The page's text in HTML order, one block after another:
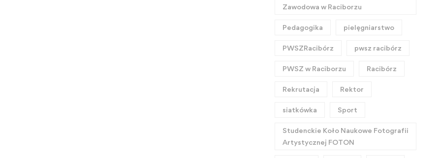
Zawodowa w Raciborzu
Pedagogika pielęgniarstwo
PWSZRacibórz pwsz racibórz
PWSZ w Raciborzu Racibórz
Rekrutacja Rektor
siatkówka Sport
Studenckie Koło Naukowe Fotografii
Artystycznej FOTON